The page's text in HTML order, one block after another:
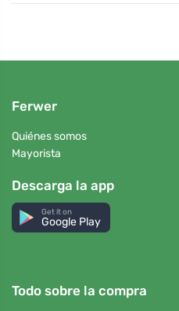
Ferwer
Quiénes somos
Mayorista
Descarga la app
Get it on
Google Play
Todo sobre la compra